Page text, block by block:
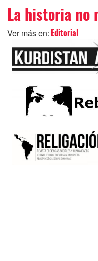
La historia no
Ver más en: Editorial